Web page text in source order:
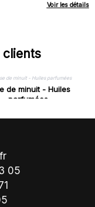
Voir les détails
de minuit - Huiles
parfumées
05